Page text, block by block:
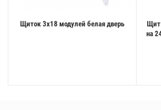
Щиток 3х18 модулей белая дверь
Щит
на